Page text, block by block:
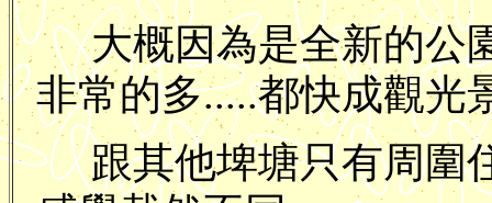
大概因為是全新的公
非常的多.....都快成觀光
跟其他埤塘只有周圍